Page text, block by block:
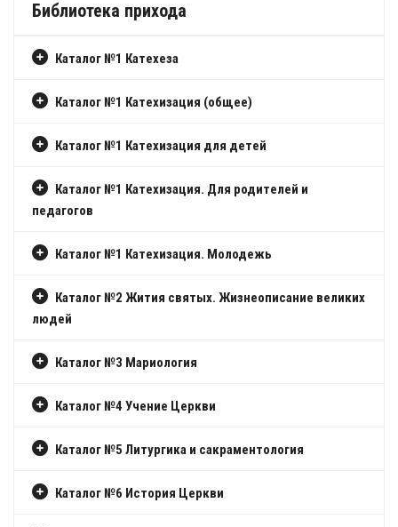
Библиотека прихода
Каталог №1 Катехеза
Каталог №1 Катехизация (общее)
Каталог №1 Катехизация для детей
Каталог №1 Катехизация. Для родителей и
педагогов
Каталог №1 Катехизация. Молодежь
Каталог №2 Жития святых. Жизнеописание великих
людей
Каталог №3 Мариология
Каталог №4 Учение Церкви
Каталог №5 Литургика и сакраментология
Каталог №6 История Церкви